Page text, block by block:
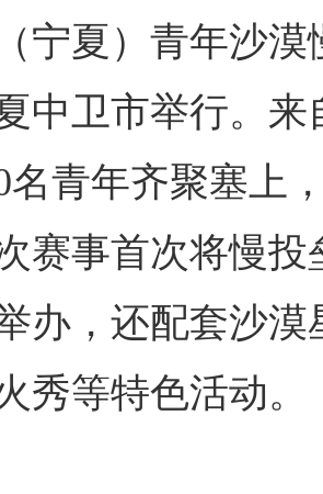
宁夏）青年沙漠
中卫市举行。来
名青年齐聚塞上
赛事首次将慢
办，还配套沙
秀等特色活动。